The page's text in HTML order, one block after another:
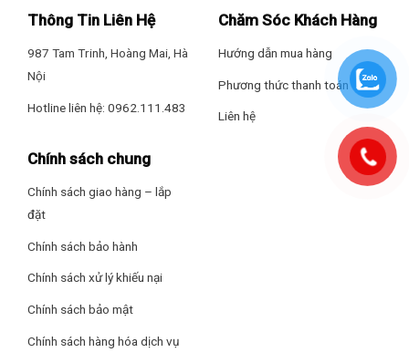
Thông Tin Liên Hệ
987 Tam Trinh, Hoàng Mai, Hà
Nội
Hotline liên hệ: 0962.111.483
Chăm Sóc Khách Hàng
Hướng dẫn mua hàng
Phương thức thanh toán
Liên hệ
Chính sách chung
Chính sách giao hàng – lắp
đặt
Chính sách bảo hành
Chính sách xử lý khiếu nại
Chính sách bảo mật
Chính sách hàng hóa dịch vụ